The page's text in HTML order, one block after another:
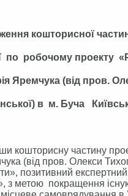
кошторисної
по робочому проекту
Яремчука (від пров.
в м. Буча
кошторисну частину
(від пров. Олекси
позитивний
з метою покращення